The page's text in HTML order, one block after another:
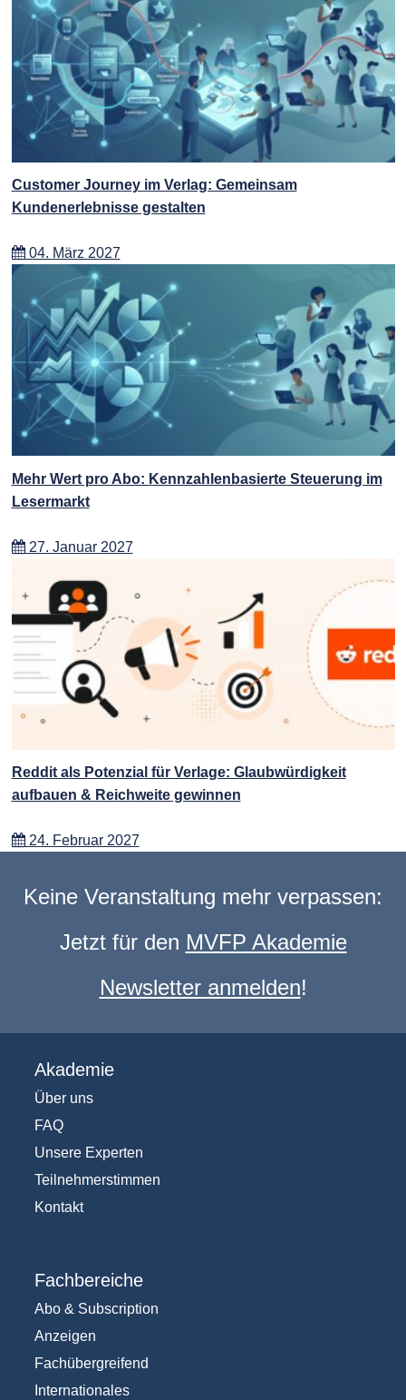
Customer Journey im Verlag: Gemeinsam
Kundenerlebnisse gestalten
04. März 2027
Mehr Wert pro Abo: Kennzahlenbasierte Steuerung im
Lesermarkt
27. Januar 2027
Reddit als Potenzial für Verlage: Glaubwürdigkeit
aufbauen & Reichweite gewinnen
24. Februar 2027
Keine Veranstaltung mehr verpassen:
Jetzt für den MVFP Akademie
Newsletter anmelden!
Akademie
Über uns
FAQ
Unsere Experten
Teilnehmerstimmen
Kontakt
Fachbereiche
Abo & Subscription
Anzeigen
Fachübergreifend
Internationales